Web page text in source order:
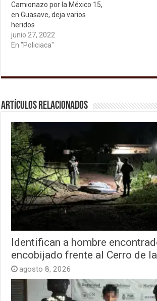
Camionazo por la México 15,
en Guasave, deja varios
heridos
junio 27, 2022
En "Policiaca"
Artículos relacionados
Identifican a hombre
encobijado frente al Cerro de
agosto 8, 2026